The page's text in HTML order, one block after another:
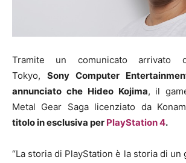
Tramite un comunicato arrivato
Tokyo, Sony Computer
annunciato che Hideo Kojima, il
Metal Gear Saga licenziato da
titolo in esclusiva per PlayStation 4.
“La storia di PlayStation è la storia di un